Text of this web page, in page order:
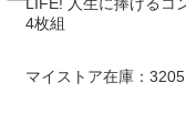
4枚組
マイストア在庫： 3205